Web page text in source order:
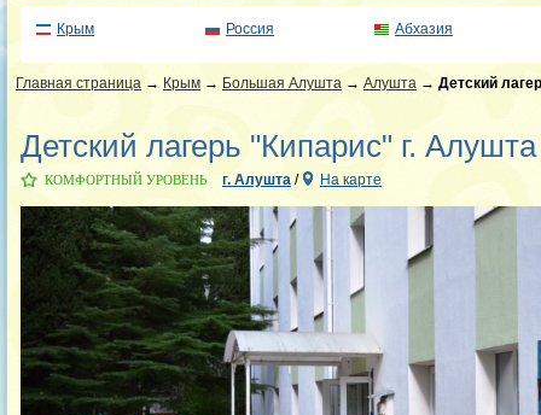
Крым Россия Абхазия
Главная страница → Крым → Большая Алушта → Алушта → Детский
Детский лагерь "Кипарис" г. Алушта
КОМФОРТНЫЙ УРОВЕНЬ г. Алушта / На карте